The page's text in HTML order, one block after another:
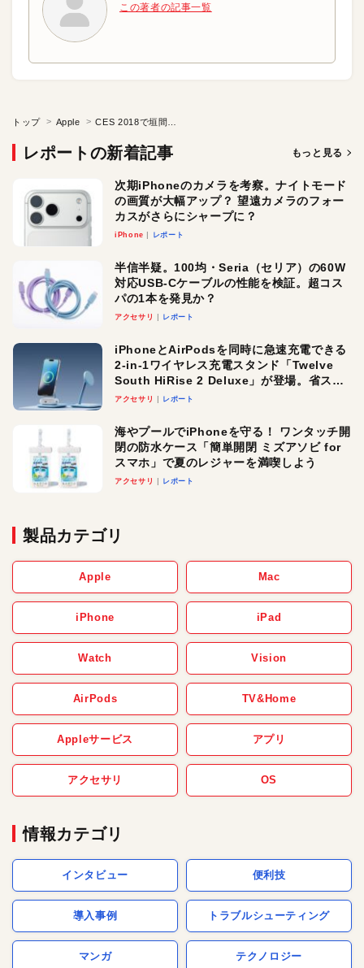
この著者の記事一覧
トップ Apple
レポートの新着記事 もっと見る
次期iPhoneのカメラを考察。ナイトモード
の画質が大幅アップ？ 望遠カメラのフォー
カスがさらにシャープに？
iPhone レポート
半信半疑。100均・Seria（セリア）の60W
対応USB-Cケーブルの性能を検証。超コス
パの1本を発見か？
アクセサリ レポート
iPhoneとAirPodsを同時に急速充電できる
2-in-1ワイヤレス充電スタンド「Twelve
South HiRise 2 Deluxe」が登場。省スペ
ースでおしゃれに充電したい人にオスス
アクセサリ レポート
海やプールでiPhoneを守る！ ワンタッチ開
閉の防水ケース「簡単開閉 ミズアソビ for
スマホ」で夏のレジャーを満喫しよう
アクセサリ レポート
製品カテゴリ
Apple Mac
iPhone iPad
Watch Vision
AirPods TV&Home
Appleサービス アプリ
アクセサリ OS
情報カテゴリ
インタビュー 便利技
導入事例 トラブルシューティング
マンガ テクノロジー